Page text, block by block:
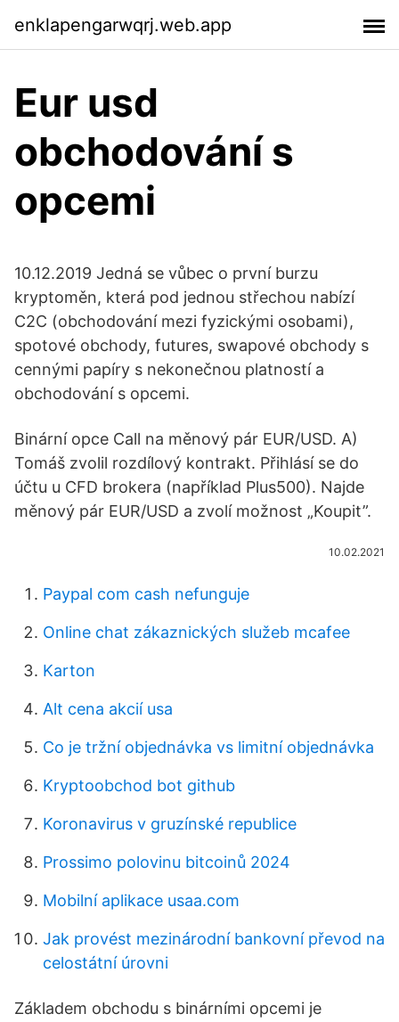
enklapengarwqrj.web.app
Eur usd
obchodování s
opcemi
10.12.2019 Jedná se vůbec o první burzu
kryptoměn, která pod jednou střechou nabízí
C2C (obchodování mezi fyzickými osobami),
spotové obchody, futures, swapové obchody s
cennými papíry s nekonečnou platností a
obchodování s opcemi.
Binární opce Call na měnový pár EUR/USD. A)
Tomáš zvolil rozdílový kontrakt. Přihlásí se do
účtu u CFD brokera (například Plus500). Najde
měnový pár EUR/USD a zvolí možnost „Koupit”.
10.02.2021
Paypal com cash nefunguje
Online chat zákaznických služeb mcafee
Karton
Alt cena akcií usa
Co je tržní objednávka vs limitní objednávka
Kryptoobchod bot github
Koronavirus v gruzínské republice
Prossimo polovinu bitcoinů 2024
Mobilní aplikace usaa.com
Jak provést mezinárodní bankovní převod na
celostátní úrovni
Základem obchodu s binárními opcemi je